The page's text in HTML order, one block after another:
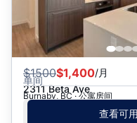
$1500$1,400/月
单间
2311 Beta Ave
Burnaby, BC · 公寓房间
查看可